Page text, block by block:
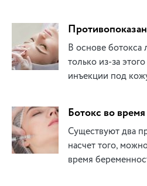
В основе ботокса
только из-за
инъекции под
Ботокс во
Существуют два
насчет того,
время